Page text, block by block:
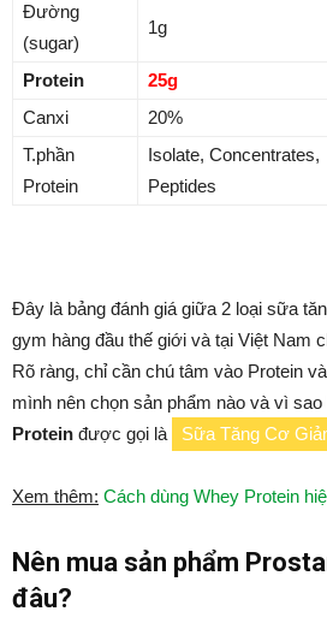
Đường
(sugar)
1g
Protein 25g
Canxi
20%
T.phần
Protein
Isolate, Concentrates,
Peptides
Đây là bảng đánh giá giữa 2 loại sữa
gym hàng đầu thế giới và tại Việt Nam
Rõ ràng, chỉ cần chú tâm vào Protein
mình nên chọn sản phẩm nào và vì sao
Protein được gọi là Sữa Tăng Cơ
Xem thêm: Cách dùng Whey Protein
Nên mua sản phẩm
đâu?